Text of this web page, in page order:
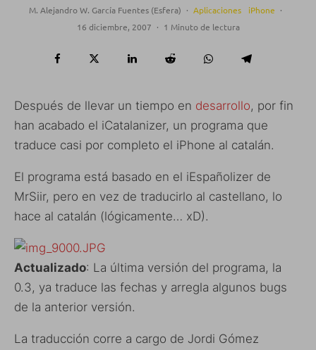
M. Alejandro W. García Fuentes (Esfera) · Aplicaciones iPhone ·
16 diciembre, 2007 · 1 Minuto de lectura
Después de llevar un tiempo en desarrollo, por fin
han acabado el iCatalanizer, un programa que
traduce casi por completo el iPhone al catalán.
El programa está basado en el iEspañolizer de
MrSiir, pero en vez de traducirlo al castellano, lo
hace al catalán (lógicamente… xD).
Actualizado: La última versión del programa, la
0.3, ya traduce las fechas y arregla algunos bugs
de la anterior versión.
La traducción corre a cargo de Jordi Gómez